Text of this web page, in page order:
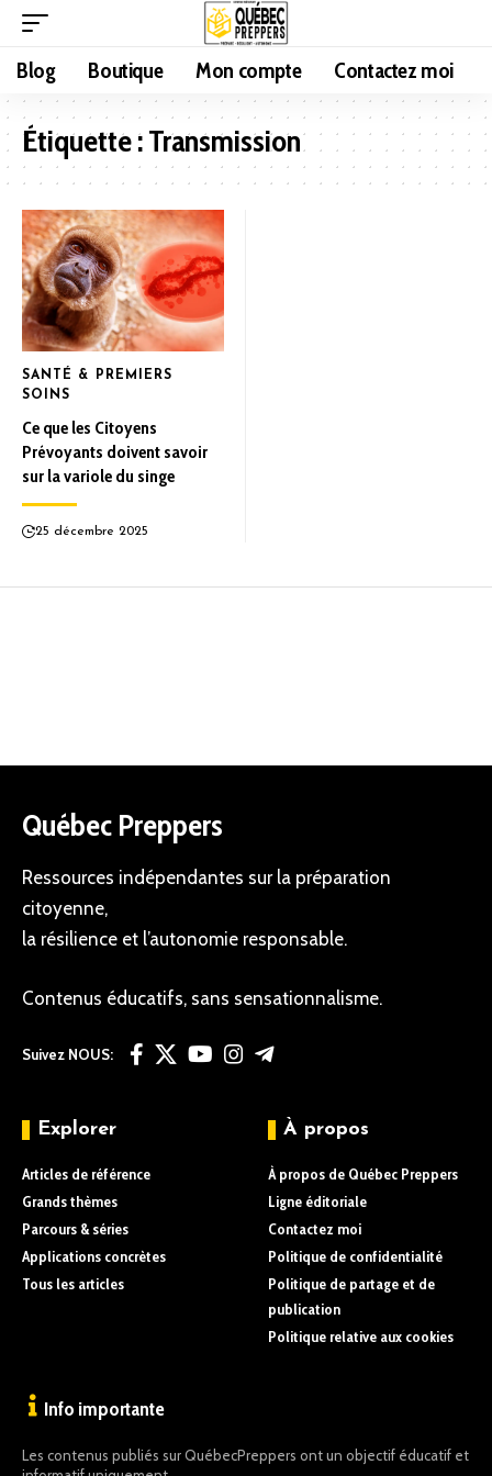
Blog Boutique Mon compte Contactez moi
Étiquette :Transmission
SANTÉ & PREMIERS
SOINS
Ce que les Citoyens
Prévoyants doivent savoir
sur la variole du singe
25 décembre 2025
Québec Preppers
Ressources indépendantes sur la préparation
citoyenne,
la résilience et l’autonomie responsable.
Contenus éducatifs, sans sensationnalisme.
Suivez NOUS:
Explorer
Articles de référence
Grands thèmes
Parcours & séries
Applications concrètes
Tous les articles
À propos
À propos de Québec Preppers
Ligne éditoriale
Contactez moi
Politique de confidentialité
Politique de partage et de
publication
Politique relative aux cookies
Info importante
Les contenus publiés sur QuébecPreppers ont un objectif éducatif et